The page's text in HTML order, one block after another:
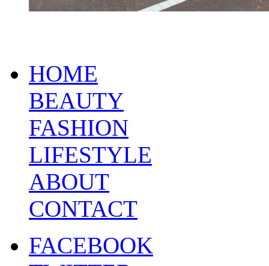
HOME
BEAUTY
FASHION
LIFESTYLE
ABOUT
CONTACT
FACEBOOK